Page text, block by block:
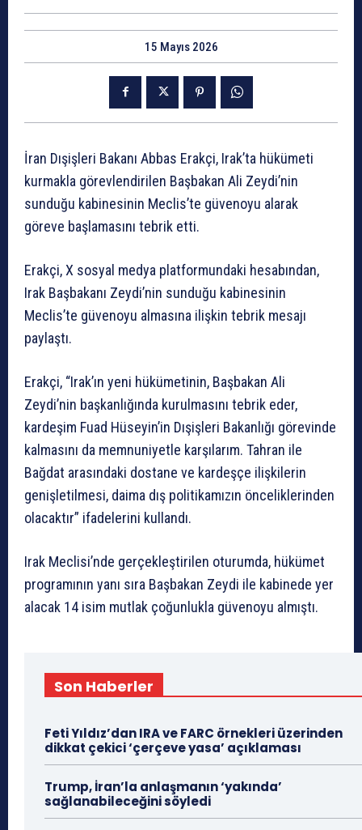
15 Mayıs 2026
İran Dışişleri Bakanı Abbas Erakçi, Irak’ta hükümeti
kurmakla görevlendirilen Başbakan Ali Zeydi’nin
sunduğu kabinesinin Meclis’te güvenoyu alarak
göreve başlamasını tebrik etti.
Erakçi, X sosyal medya platformundaki hesabından,
Irak Başbakanı Zeydi’nin sunduğu kabinesinin
Meclis’te güvenoyu almasına ilişkin tebrik mesajı
paylaştı.
Erakçi, “Irak’ın yeni hükümetinin, Başbakan Ali
Zeydi’nin başkanlığında kurulmasını tebrik eder,
kardeşim Fuad Hüseyin’in Dışişleri Bakanlığı görevinde
kalmasını da memnuniyetle karşılarım. Tahran ile
Bağdat arasındaki dostane ve kardeşçe ilişkilerin
genişletilmesi, daima dış politikamızın önceliklerinden
olacaktır” ifadelerini kullandı.
Irak Meclisi’nde gerçekleştirilen oturumda, hükümet
programının yanı sıra Başbakan Zeydi ile kabinede yer
alacak 14 isim mutlak çoğunlukla güvenoyu almıştı.
Son Haberler
Feti Yıldız’dan IRA ve FARC örnekleri üzerinden
dikkat çekici ‘çerçeve yasa’ açıklaması
Trump, İran’la anlaşmanın ‘yakında’
sağlanabileceğini söyledi